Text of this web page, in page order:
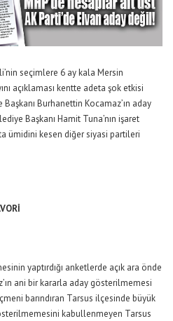
seçimlere 6 ay kala Mersin
açıklaması kentte adeta şok etkisi
Burhanettin Kocamaz’ın aday
Başkanı Hamit Tuna’nın işaret
ümidini kesen diğer siyasi partileri
yaptırdığı anketlerde açık ara önde
ani bir kararla aday gösterilmemesi
barındıran Tarsus ilçesinde büyük
kabullenmeyen Tarsus